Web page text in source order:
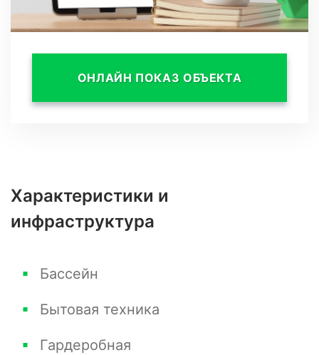
заселением, и возникшим вопросам. Эти
комфорта и роскоши. За более подробной
ОНЛАЙН ПОКАЗ ОБЪЕКТА
Характеристики и
инфраструктура
Бассейн
Бытовая техника
Гардеробная